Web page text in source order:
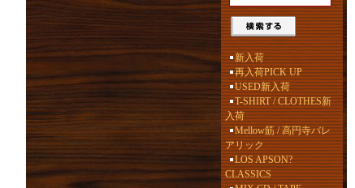
新入荷
再入荷PICK UP
USED新入荷
T-SHIRT / CLOTHES新
入荷
Mellow筋 / 高円寺バレ
アリック
LOS APSON?
CLASSICS